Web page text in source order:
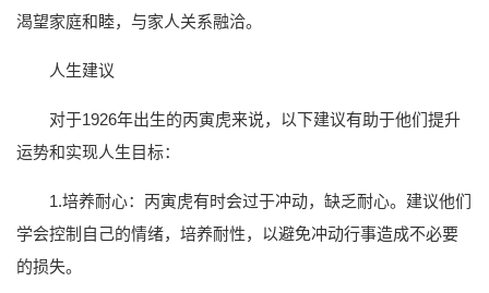
渴望家庭和睦，与家人关系融洽。
人生建议
对于1926年出生的丙寅虎来说，以下建议有助于他们提升
运势和实现人生目标：
1.培养耐心：丙寅虎有时会过于冲动，缺乏耐心。建议他们
学会控制自己的情绪，培养耐性，以避免冲动行事造成不必要
的损失。